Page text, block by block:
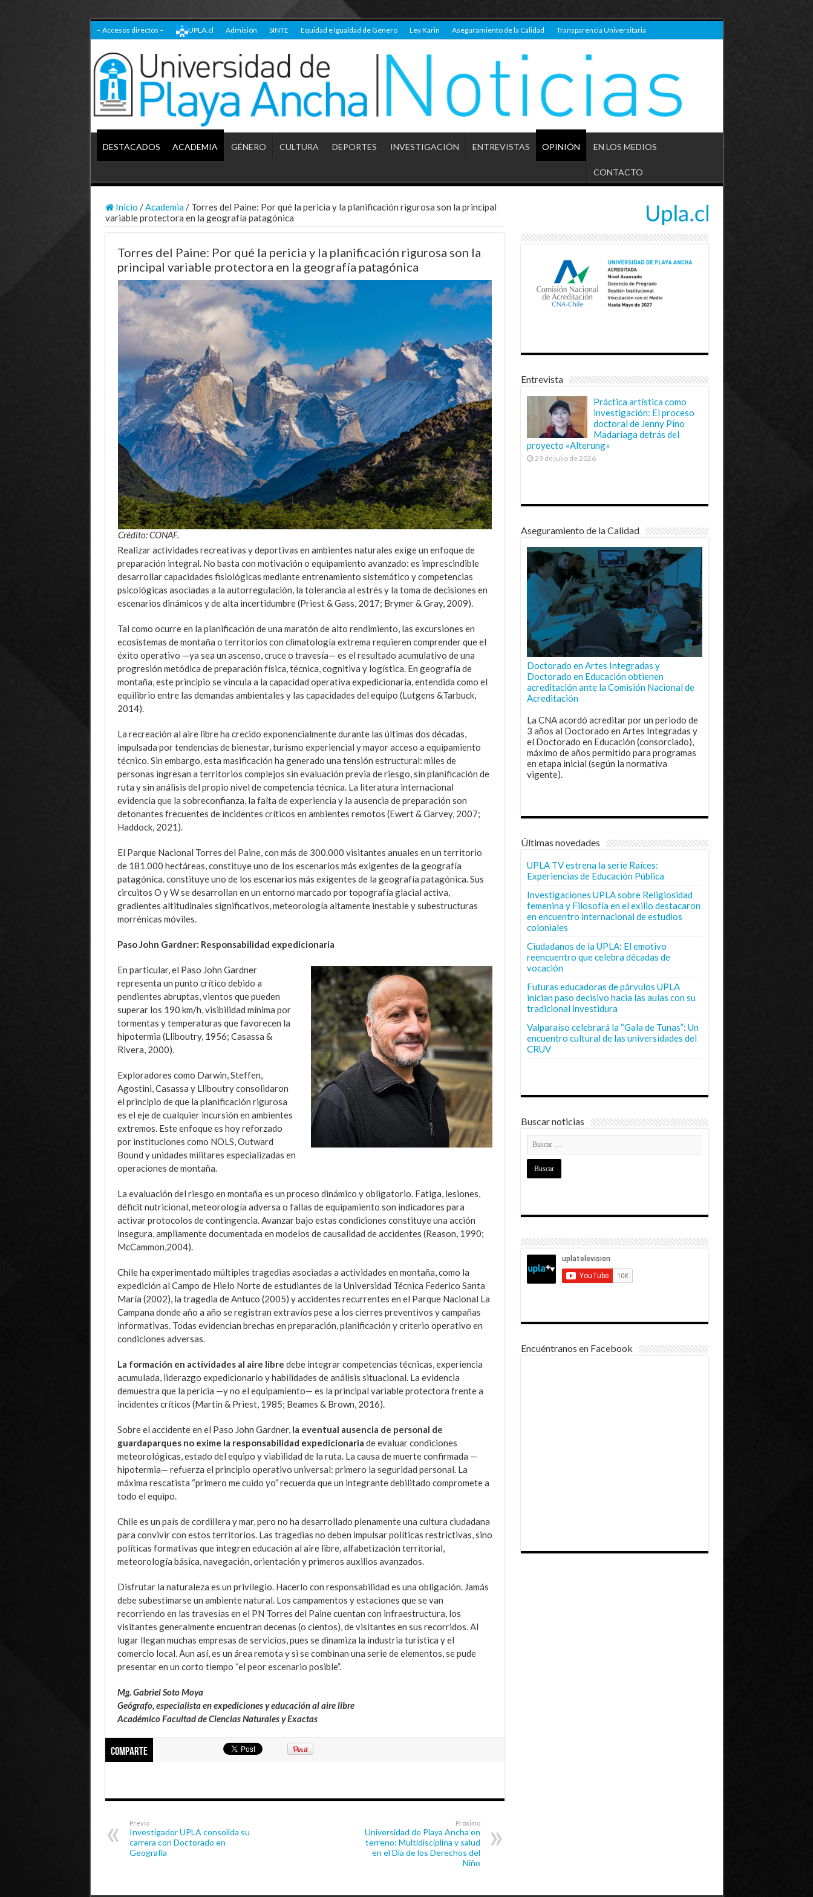
– Accesos directos – UPLA.cl Admisión SINTE Equidad e Igualdad de Género Ley Karin Aseguramiento de la Calidad Transparencia Universitaria
DESTACADOS ACADEMIA GÉNERO CULTURA DEPORTES INVESTIGACIÓN ENTREVISTAS OPINIÓN EN LOS MEDIOS
CONTACTO
Inicio / Academia / Torres del Paine: Por qué la pericia y la planificación rigurosa son la principal
variable protectora en la geografía patagónica
Torres del Paine: Por qué la pericia y la planificación rigurosa son la
principal variable protectora en la geografía patagónica
Crédito: CONAF.
Realizar actividades recreativas y deportivas en ambientes naturales exige un enfoque de
preparación integral. No basta con motivación o equipamiento avanzado: es imprescindible
desarrollar capacidades fisiológicas mediante entrenamiento sistemático y competencias
psicológicas asociadas a la autorregulación, la tolerancia al estrés y la toma de decisiones en
escenarios dinámicos y de alta incertidumbre (Priest & Gass, 2017; Brymer & Gray, 2009).
Tal como ocurre en la planificación de una maratón de alto rendimiento, las excursiones en
ecosistemas de montaña o territorios con climatología extrema requieren comprender que el
éxito operativo —ya sea un ascenso, cruce o travesía— es el resultado acumulativo de una
progresión metódica de preparación física, técnica, cognitiva y logística. En geografía de
montaña, este principio se vincula a la capacidad operativa expedicionaria, entendida como el
equilibrio entre las demandas ambientales y las capacidades del equipo (Lutgens &Tarbuck,
2014).
La recreación al aire libre ha crecido exponencialmente durante las últimas dos décadas,
impulsada por tendencias de bienestar, turismo experiencial y mayor acceso a equipamiento
técnico. Sin embargo, esta masificación ha generado una tensión estructural: miles de
personas ingresan a territorios complejos sin evaluación previa de riesgo, sin planificación de
ruta y sin análisis del propio nivel de competencia técnica. La literatura internacional
evidencia que la sobreconfianza, la falta de experiencia y la ausencia de preparación son
detonantes frecuentes de incidentes críticos en ambientes remotos (Ewert & Garvey, 2007;
Haddock, 2021).
El Parque Nacional Torres del Paine, con más de 300.000 visitantes anuales en un territorio
de 181.000 hectáreas, constituye uno de los escenarios más exigentes de la geografía
patagónica. constituye uno de los escenarios más exigentes de la geografía patagónica. Sus
circuitos O y W se desarrollan en un entorno marcado por topografía glacial activa,
gradientes altitudinales significativos, meteorología altamente inestable y subestructuras
morrénicas móviles.
Paso John Gardner: Responsabilidad expedicionaria
En particular, el Paso John Gardner
representa un punto crítico debido a
pendientes abruptas, vientos que pueden
superar los 190 km/h, visibilidad mínima por
tormentas y temperaturas que favorecen la
hipotermia (Lliboutry, 1956; Casassa &
Rivera, 2000).
Exploradores como Darwin, Steffen,
Agostini, Casassa y Lliboutry consolidaron
el principio de que la planificación rigurosa
es el eje de cualquier incursión en ambientes
extremos. Este enfoque es hoy reforzado
por instituciones como NOLS, Outward
Bound y unidades militares especializadas en
operaciones de montaña.
La evaluación del riesgo en montaña es un proceso dinámico y obligatorio. Fatiga, lesiones,
déficit nutricional, meteorología adversa o fallas de equipamiento son indicadores para
activar protocolos de contingencia. Avanzar bajo estas condiciones constituye una acción
insegura, ampliamente documentada en modelos de causalidad de accidentes (Reason, 1990;
McCammon,2004).
Chile ha experimentado múltiples tragedias asociadas a actividades en montaña, como la
expedición al Campo de Hielo Norte de estudiantes de la Universidad Técnica Federico Santa
María (2002), la tragedia de Antuco (2005) y accidentes recurrentes en el Parque Nacional La
Campana donde año a año se registran extravíos pese a los cierres preventivos y campañas
informativas. Todas evidencian brechas en preparación, planificación y criterio operativo en
condiciones adversas.
La formación en actividades al aire libre debe integrar competencias técnicas, experiencia
acumulada, liderazgo expedicionario y habilidades de análisis situacional. La evidencia
demuestra que la pericia —y no el equipamiento— es la principal variable protectora frente a
incidentes críticos (Martin & Priest, 1985; Beames & Brown, 2016).
Sobre el accidente en el Paso John Gardner, la eventual ausencia de personal de
guardaparques no exime la responsabilidad expedicionaria de evaluar condiciones
meteorológicas, estado del equipo y viabilidad de la ruta. La causa de muerte confirmada —
hipotermia— refuerza el principio operativo universal: primero la seguridad personal. La
máxima rescatista “primero me cuido yo” recuerda que un integrante debilitado compromete a
todo el equipo.
Chile es un país de cordillera y mar, pero no ha desarrollado plenamente una cultura ciudadana
para convivir con estos territorios. Las tragedias no deben impulsar políticas restrictivas, sino
políticas formativas que integren educación al aire libre, alfabetización territorial,
meteorología básica, navegación, orientación y primeros auxilios avanzados.
Disfrutar la naturaleza es un privilegio. Hacerlo con responsabilidad es una obligación. Jamás
debe subestimarse un ambiente natural. Los campamentos y estaciones que se van
recorriendo en las travesías en el PN Torres del Paine cuentan con infraestructura, los
visitantes generalmente encuentran decenas (o cientos), de visitantes en sus recorridos. Al
lugar llegan muchas empresas de servicios, pues se dinamiza la industria turística y el
comercio local. Aun así, es un área remota y si se combinan una serie de elementos, se pude
presentar en un corto tiempo “el peor escenario posible”.
Mg. Gabriel Soto Moya
Geógrafo, especialista en expediciones y educación al aire libre
Académico Facultad de Ciencias Naturales y Exactas
Comparte
Previo
Investigador UPLA consolida su
carrera con Doctorado en
Geografía
Próximo
Universidad de Playa Ancha en
terreno: Multidisciplina y salud
en el Día de los Derechos del
Niño
Entrevista
Práctica artística como
investigación: El proceso
doctoral de Jenny Pino
Madariaga detrás del
proyecto «Alterung»
29 de julio de 2026
Aseguramiento de la Calidad
Doctorado en Artes Integradas y
Doctorado en Educación obtienen
acreditación ante la Comisión Nacional de
Acreditación
La CNA acordó acreditar por un periodo de
3 años al Doctorado en Artes Integradas y
el Doctorado en Educación (consorciado),
máximo de años permitido para programas
en etapa inicial (según la normativa
vigente).
Últimas novedades
UPLA TV estrena la serie Raíces:
Experiencias de Educación Pública
Investigaciones UPLA sobre Religiosidad
femenina y Filosofía en el exilio destacaron
en encuentro internacional de estudios
coloniales
Ciudadanos de la UPLA: El emotivo
reencuentro que celebra décadas de
vocación
Futuras educadoras de párvulos UPLA
inician paso decisivo hacia las aulas con su
tradicional investidura
Valparaíso celebrará la “Gala de Tunas”: Un
encuentro cultural de las universidades del
CRUV
Buscar noticias
Encuéntranos en Facebook